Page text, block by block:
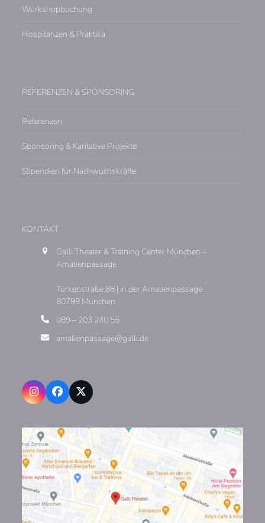
Workshopbuchung
Hospitanzen & Praktika
REFERENZEN & SPONSORING
Referenzen
Sponsoring & Karitative Projekte
Stipendien für Nachwuchskräfte
KONTAKT
Galli Theater & Training Center München –
Amalienpassage
Türkenstraße 86 | in der Amalienpassage
80799 München
089 – 203 240 55
amalienpassage@galli.de
Instagram
Facebook
X